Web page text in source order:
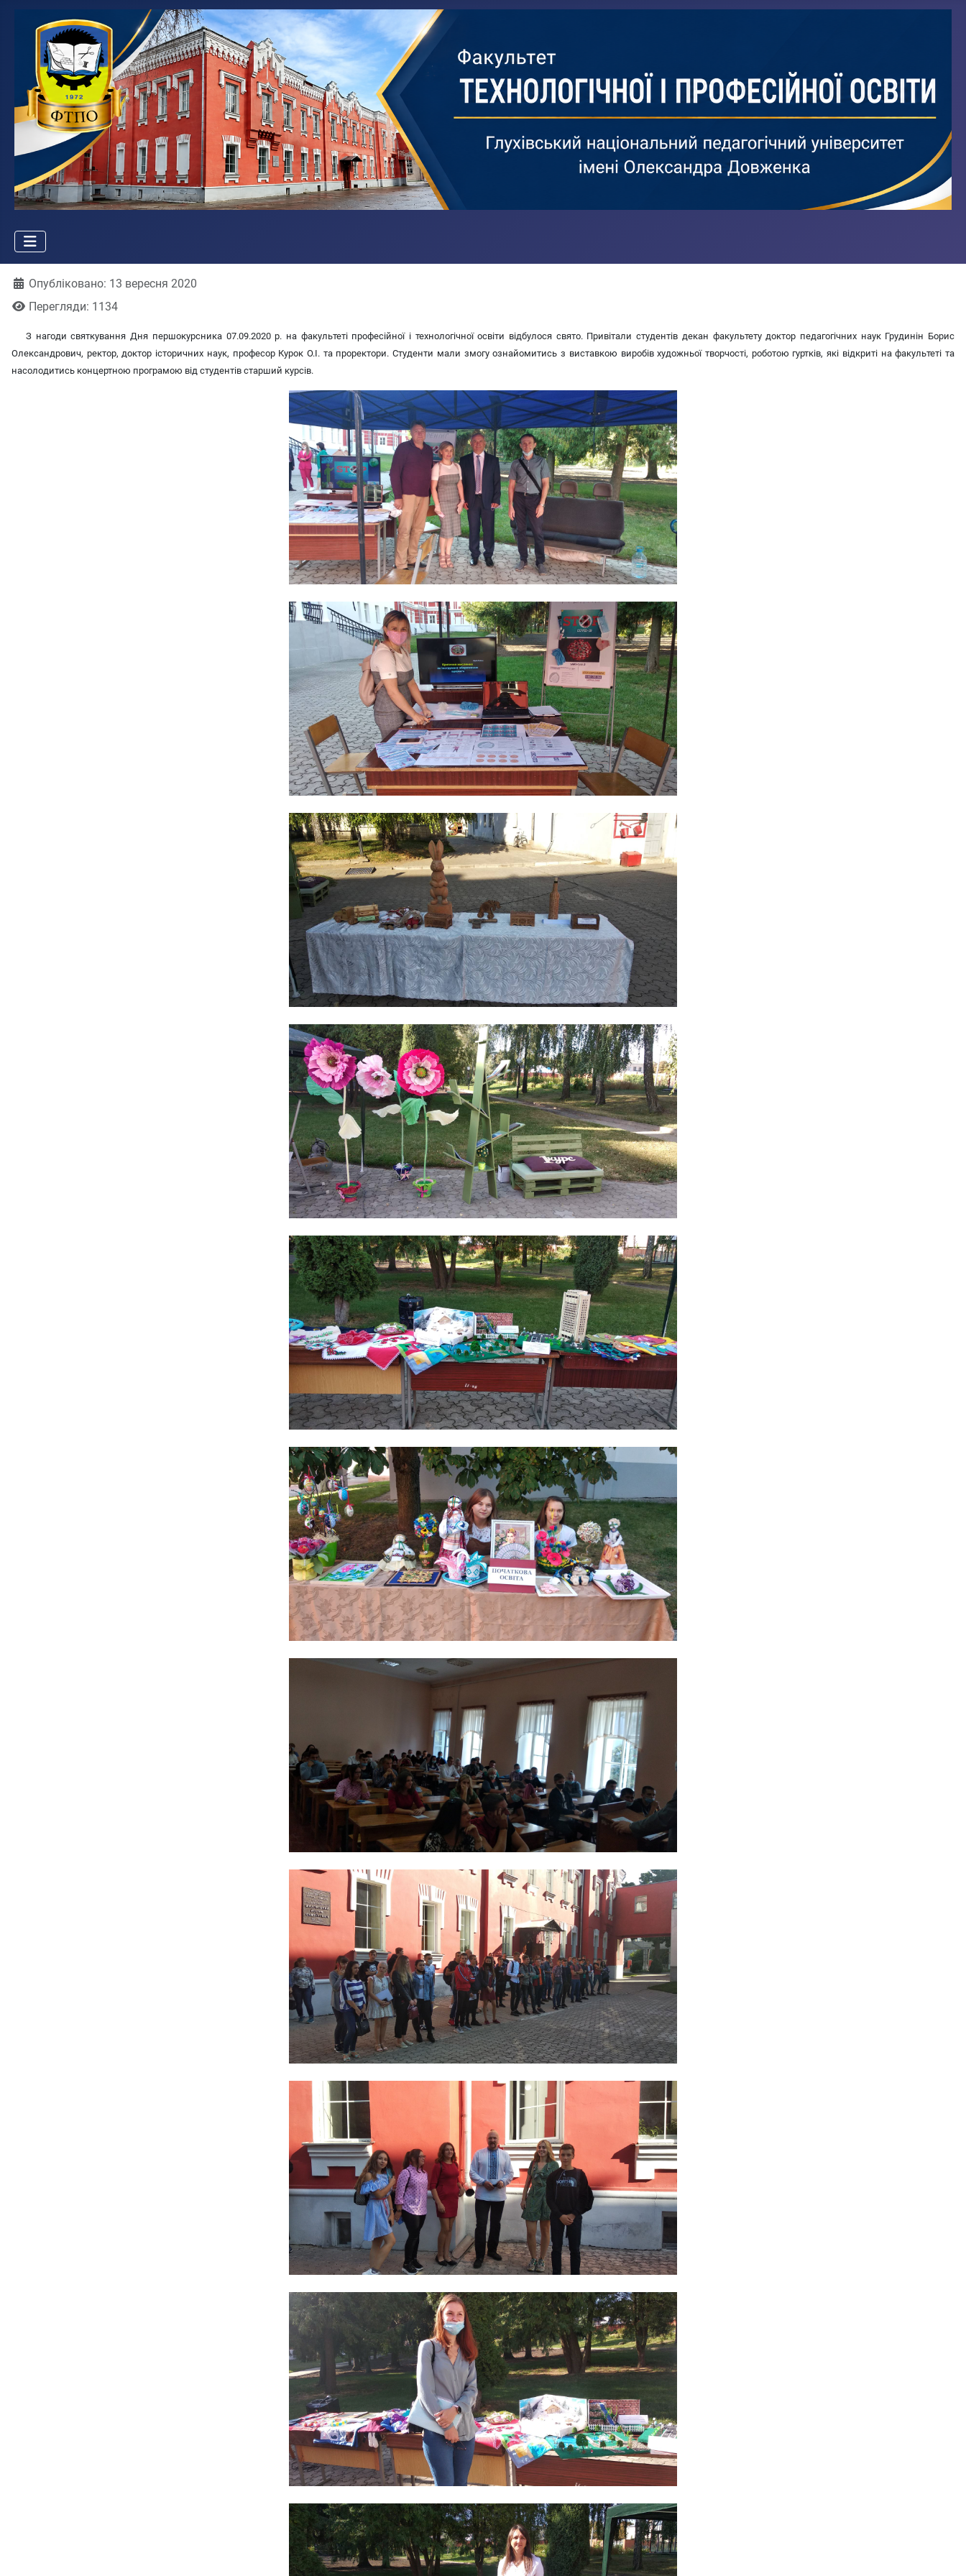
ДеталіОпубліковано: 13 вересня 2020
Перегляди: 1134
З нагоди святкування Дня першокурсника 07.09.2020 р. на факультеті професійної і технологічної освіти відбулося свято. Привітали студентів декан факультету доктор педагогічних наук Грудинін Борис
Олександрович, ректор, доктор історичних наук, професор Курок О.І. та проректори. Студенти мали змогу ознайомитись з виставкою виробів художньої творчості, роботою гуртків, які відкриті на факультеті та
насолодитись концертною програмою від студентів старший курсів.